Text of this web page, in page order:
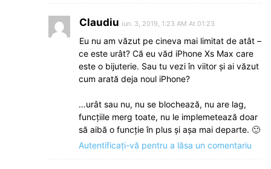
Claudiu iun. 3, 2019, 1:23 AM At 01:23
Eu nu am văzut pe cineva mai limitat de atât –
ce este urât? Că eu văd iPhone Xs Max care
este o bijuterie. Sau tu vezi în viitor și ai văzut
cum arată deja noul iPhone?
…urât sau nu, nu se blochează, nu are lag,
funcțiile merg toate, nu le implemetează doar
să aibă o funcție în plus și așa mai departe. 🙂
Autentificați-vă pentru a lăsa un comentariu